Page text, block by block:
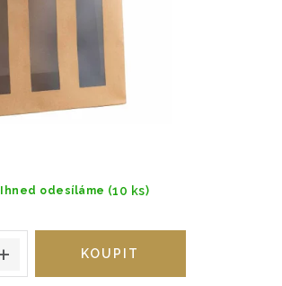
Ihned odesíláme (10 ks)